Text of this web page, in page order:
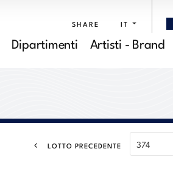
SHARE IT
Dipartimenti Artisti - Brand
LOTTO PRECEDENTE